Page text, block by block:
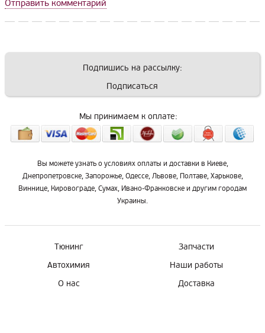
Отправить комментарий
Подпишись на рассылку:
Подписаться
Мы принимаем к оплате:
Вы можете узнать о условиях оплаты и доставки в Киеве,
Днепропетровске, Запорожье, Одессе, Львове, Полтаве, Харькове,
Виннице, Кировограде, Сумах, Ивано-Франковске и другим городам
Украины.
Тюнинг
Запчасти
Автохимия
Наши работы
О нас
Доставка